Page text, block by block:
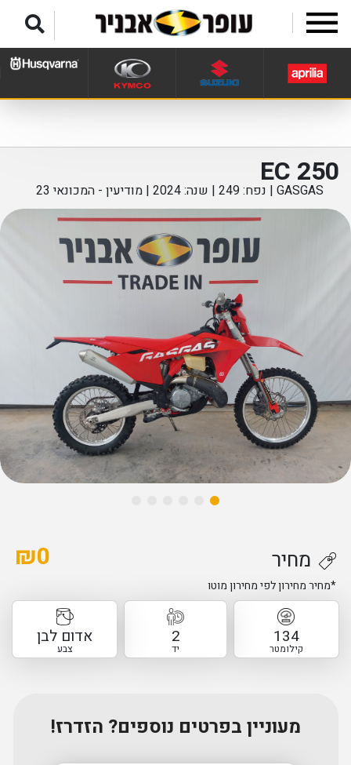
EC 250
GASGAS | נפח: 249 | שנה: 2024 | מודיעין - המכונאי 23
מחיר
*מחיר מחירון לפי מחירון מוטו
₪0
134
קילומטר
2
יד
אדום לבן
צבע
מעוניין בפרטים נוספים? הזדרז!